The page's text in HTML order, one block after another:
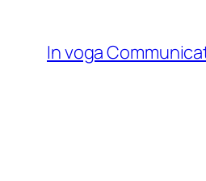
content
In voga